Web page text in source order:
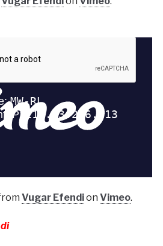
Vugar Efendion Vimeo.